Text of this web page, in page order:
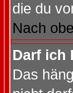
die du
Nach
Darf ich
Das